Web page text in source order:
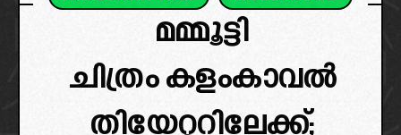
മമ്മൂട്ടി
ചിത്രം കളംകാവൽ
തിയേറ്ററിലേക്ക്;